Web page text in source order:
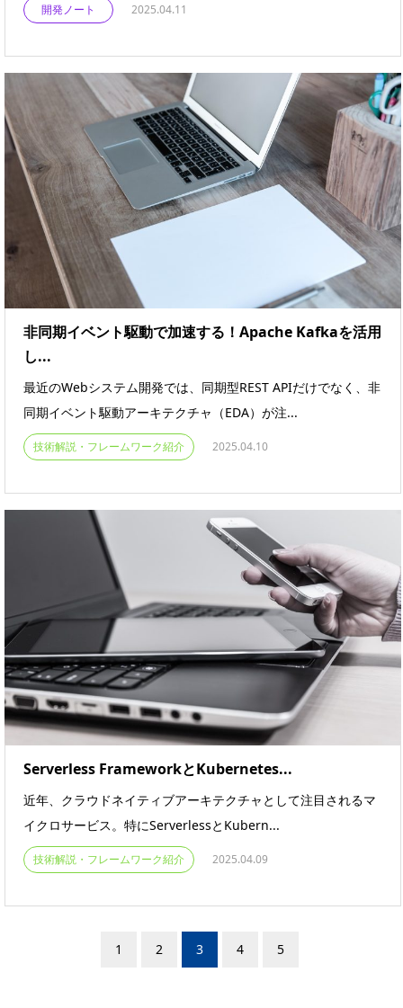
開発ノート 2025.04.11
非同期イベント駆動で加速する！Apache Kafkaを活用
し...
最近のWebシステム開発では、同期型REST APIだけでなく、非
同期イベント駆動アーキテクチャ（EDA）が注...
技術解説・フレームワーク紹介 2025.04.10
Serverless FrameworkとKubernetes...
近年、クラウドネイティブアーキテクチャとして注目されるマ
イクロサービス。特にServerlessとKubern...
技術解説・フレームワーク紹介 2025.04.09
1 2 3 4 5